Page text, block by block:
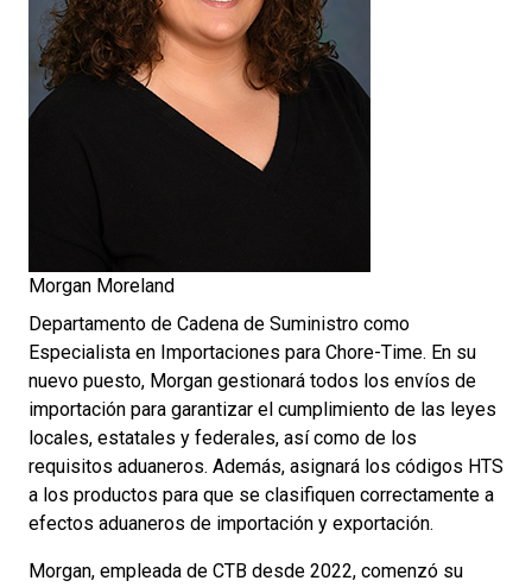
Morgan Moreland
Departamento de Cadena de Suministro como
Especialista en Importaciones para Chore-Time. En su
nuevo puesto, Morgan gestionará todos los envíos de
importación para garantizar el cumplimiento de las leyes
locales, estatales y federales, así como de los
requisitos aduaneros. Además, asignará los códigos HTS
a los productos para que se clasifiquen correctamente a
efectos aduaneros de importación y exportación.
Morgan, empleada de CTB desde 2022, comenzó su